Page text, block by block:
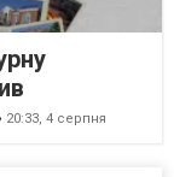
20:33, 4 серпня